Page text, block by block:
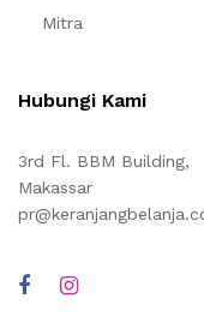
Mitra
Hubungi Kami
3rd Fl. BBM Building,
Makassar